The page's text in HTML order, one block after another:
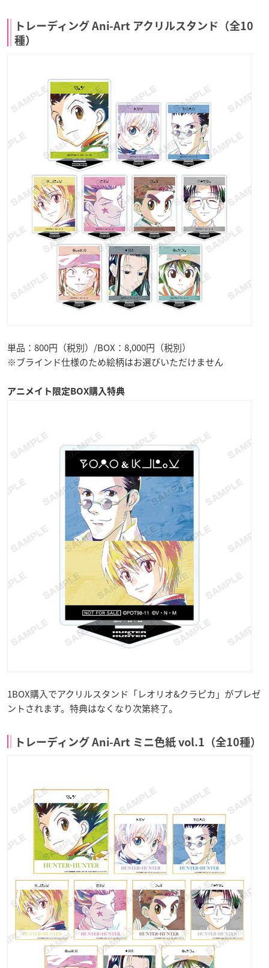
トレーディング Ani-Art アクリルスタンド（全10
種）
単品：800円（税別）/BOX：8,000円（税別）
※ブラインド仕様のため絵柄はお選びいただけません
アニメイト限定BOX購入特典
1BOX購入でアクリルスタンド「レオリオ&クラピカ」がプレゼ
ントされます。特典はなくなり次第終了。
トレーディング Ani-Art ミニ色紙 vol.1（全10種）